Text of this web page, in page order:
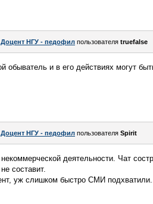
Доцент НГУ - педофил пользователя truefalse
обыватель и в его действиях могут
Доцент НГУ - педофил пользователя Spirit
деятельности. Чат
составит.
уж слишком быстро СМИ